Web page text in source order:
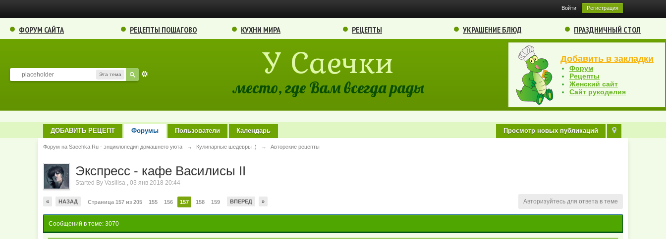
Войти Регистрация
ФОРУМ САЙТА РЕЦЕПТЫ ПОШАГОВО КУХНИ МИРА РЕЦЕПТЫ УКРАШЕНИЕ БЛЮД ПРАЗДНИЧНЫЙ СТОЛ
Эта тема У Саечки
место, где Вам всегда рады
Добавить в закладки
Форум
Рецепты
Женский сайт
Сайт рукоделия
Просмотр новых публикаций
ДОБАВИТЬ РЕЦЕПТ Форумы Пользователи Календарь
Форум на Saechka.Ru - энциклопедия домашнего уюта → Кулинарные шедевры :) → Авторские рецепты
Экспресс - кафе Василисы II
Started ByVasilisa ,03 янв 2018 20:44
« НАЗАД Страница 157 из 205 155 156 157 158 159 ВПЕРЕД » Авторизуйтесь для ответа в теме
Сообщений в теме: 3070